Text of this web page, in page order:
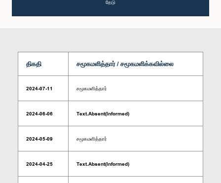
தேடு
திகதி சமூகமளித்தார் / சமூகமளிக்கவில்லை
2024-07-11 சமூகமளித்தார்
2024-06-06 Text.Absent(Informed)
2024-05-09 சமூகமளித்தார்
2024-04-25 Text.Absent(Informed)